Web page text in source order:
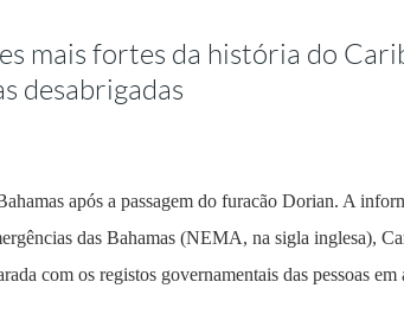
mais fortes da história do
desabrigadas
após a passagem do furacão Dorian. A
das Bahamas (NEMA, na sigla inglesa),
com os registos governamentais das pessoas em